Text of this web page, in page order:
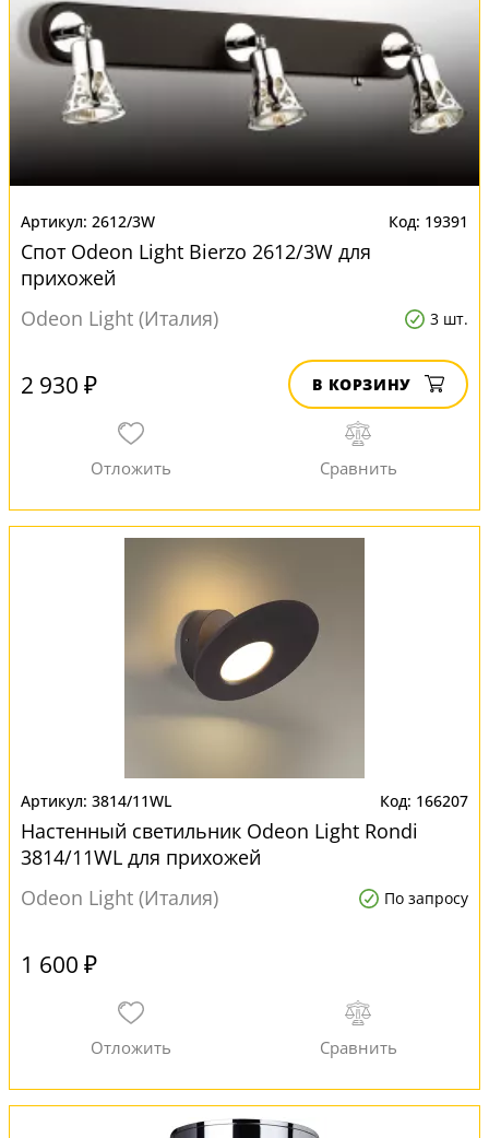
2612/3W 19391
Спот Odeon Light Bierzo 2612/3W для
прихожей
Odeon Light (Италия)
3 шт.
2 930 ₽ В КОРЗИНУ
3814/11WL 166207
Настенный светильник Odeon Light Rondi
3814/11WL для прихожей
Odeon Light (Италия)
По запросу
1 600 ₽